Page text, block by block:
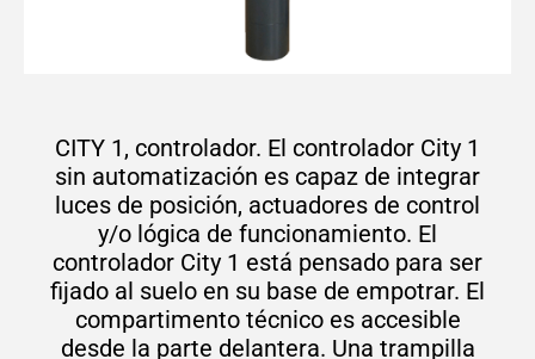
CITY 1, controlador. El controlador City 1
sin automatización es capaz de integrar
luces de posición, actuadores de control
y/o lógica de funcionamiento. El
controlador City 1 está pensado para ser
fijado al suelo en su base de empotrar. El
compartimento técnico es accesible
desde la parte delantera. Una trampilla